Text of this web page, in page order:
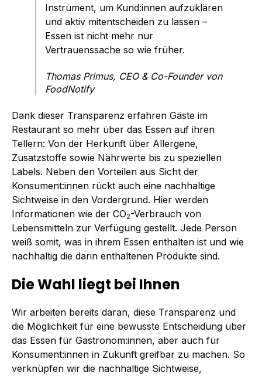
Instrument, um Kund:innen aufzuklären
und aktiv mitentscheiden zu lassen –
Essen ist nicht mehr nur
Vertrauenssache so wie früher.
Thomas Primus, CEO & Co-Founder von
FoodNotify
Dank dieser Transparenz erfahren Gäste im
Restaurant so mehr über das Essen auf ihren
Tellern: Von der Herkunft über Allergene,
Zusatzstoffe sowie Nährwerte bis zu speziellen
Labels. Neben den Vorteilen aus Sicht der
Konsument:innen rückt auch eine nachhaltige
Sichtweise in den Vordergrund. Hier werden
Informationen wie der CO2-Verbrauch von
Lebensmitteln zur Verfügung gestellt. Jede Person
weiß somit, was in ihrem Essen enthalten ist und wie
nachhaltig die darin enthaltenen Produkte sind.
Die Wahl liegt bei Ihnen
Wir arbeiten bereits daran, diese Transparenz und
die Möglichkeit für eine bewusste Entscheidung über
das Essen für Gastronom:innen, aber auch für
Konsument:innen in Zukunft greifbar zu machen. So
verknüpfen wir die nachhaltige Sichtweise,